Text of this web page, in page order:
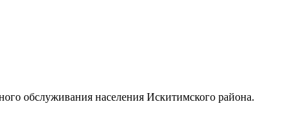
обслуживания населения Искитимского района.